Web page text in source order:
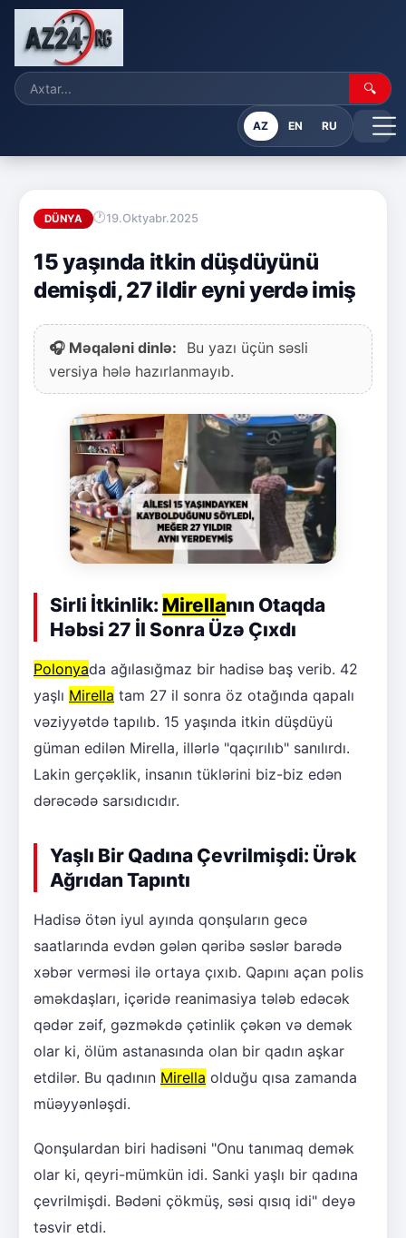
🔍
AZ EN RU
DÜNYA 19.Oktyabr.2025
15 yaşında itkin düşdüyünü
demişdi, 27 ildir eyni yerdə imiş
🎧 Məqaləni dinlə:
Bu yazı üçün səsli
versiya hələ hazırlanmayıb.
Sirli İtkinlik: Mirellanın Otaqda
Həbsi 27 İl Sonra Üzə Çıxdı
Polonyada ağılasığmaz bir hadisə baş verib. 42
yaşlı Mirella tam 27 il sonra öz otağında qapalı
vəziyyətdə tapılıb. 15 yaşında itkin düşdüyü
güman edilən Mirella, illərlə "qaçırılıb" sanılırdı.
Lakin gerçəklik, insanın tüklərini biz-biz edən
dərəcədə sarsıdıcıdır.
Yaşlı Bir Qadına Çevrilmişdi: Ürək
Ağrıdan Tapıntı
Hadisə ötən iyul ayında qonşuların gecə
saatlarında evdən gələn qəribə səslər barədə
xəbər verməsi ilə ortaya çıxıb. Qapını açan polis
əməkdaşları, içəridə reanimasiya tələb edəcək
qədər zəif, gəzməkdə çətinlik çəkən və demək
olar ki, ölüm astanasında olan bir qadın aşkar
etdilər. Bu qadının Mirella olduğu qısa zamanda
müəyyənləşdi.
Qonşulardan biri hadisəni "Onu tanımaq demək
olar ki, qeyri-mümkün idi. Sanki yaşlı bir qadına
çevrilmişdi. Bədəni çökmüş, səsi qısıq idi" deyə
təsvir etdi.